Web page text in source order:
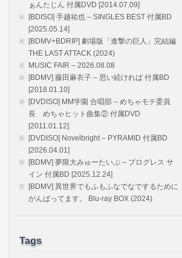
ぁんたじん 付属DVD [2014.07.09]
[BDISO] 手越祐也 – SINGLES BEST 付属BD
[2025.05.14]
[BDMV+BDRIP] 劇場版「進撃の巨人」完結編
THE LAST ATTACK (2024)
MUSIC FAIR – 2026.08.08
[BDMV] 藤田麻衣子 – 思い続ければ 付属BD
[2018.01.10]
[DVDISO] MM学園 合唱部 – めちゃモテ委員
長 めちゃヒット曲集② 付属DVD
[2011.01.12]
[DVDISO] Novelbright – PYRAMID 付属BD
[2026.04.01]
[BDMV] 夢限大みゅーたいぷ – プログレス サ
イン 付属BD [2025.12.24]
[BDMV] 異世界でもふもふなでなでするために
がんばってます。 Blu-ray BOX (2024)
Tags